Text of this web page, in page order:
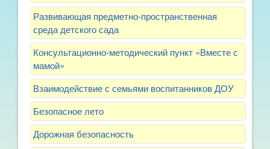
Развивающая предметно-пространственная
среда детского сада
Консультационно-методический пункт «Вместе с
мамой»
Взаимодействие с семьями воспитанников ДОУ
Безопасное лето
Дорожная безопасность